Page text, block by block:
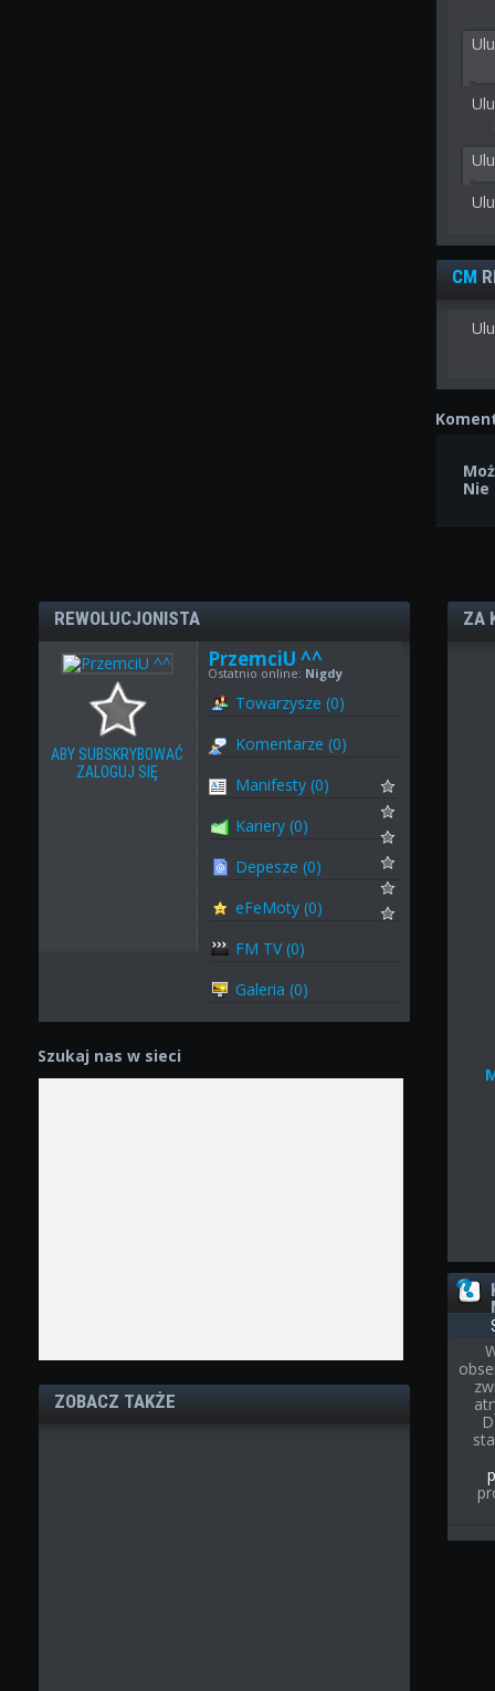
CM
REWOLUCJONISTA
ABY SUBSKRYBOWAĆ
ZALOGUJ SIĘ
PrzemciU ^^
Ostatnio online: Nigdy
Towarzysze (0)
Komentarze (0)
Manifesty (0)
Kariery (0)
Depesze (0)
eFeMoty (0)
FM TV (0)
Galeria (0)
Szukaj nas w sieci
ZOBACZ TAKŻE
ZA